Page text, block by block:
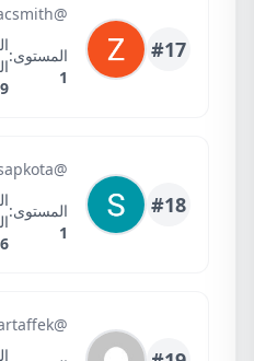
#17
Zac
@zacsmith
المستوى:
1
#18
Sujal
@sujalsapkota
المستوى:
1
@Stuartaffek